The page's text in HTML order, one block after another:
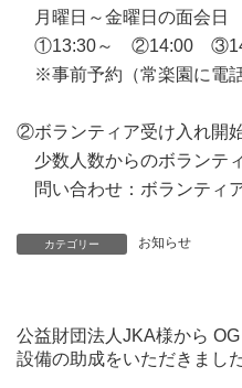
月曜日～金曜日の面会日
①13:30～ ②14:00
※事前予約（常楽園に電話
②ボランティア受け入れ開
少数人数からのボランテ
問い合わせ：ボランティ
カテゴリー お知らせ
公益財団法人JKA様から
設備の助成をいただきまし